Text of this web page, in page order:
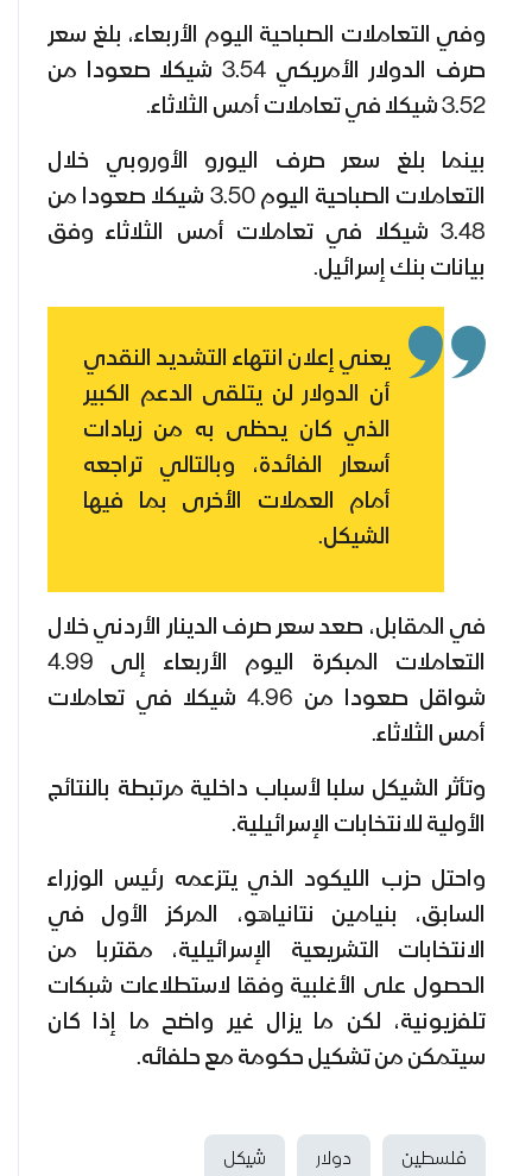
وفي التعاملات الصباحية اليوم الأربعاء، بلغ سعر
صرف الدولار الأمريكي 3.54 شيكلا صعودا من
3.52 شيكلا في تعاملات أمس الثلاثاء.
بينما بلغ سعر صرف اليورو الأوروبي خلال
التعاملات الصباحية اليوم 3.50 شيكلا صعودا من
3.48 شيكلا في تعاملات أمس الثلاثاء وفق
بيانات بنك إسرائيل.
يعني إعلان انتهاء التشديد النقدي
أن الدولار لن يتلقى الدعم الكبير
الذي كان يحظى به من زيادات
أسعار الفائدة، وبالتالي تراجعه
أمام العملات الأخرى بما فيها
الشيكل.
في المقابل، صعد سعر صرف الدينار الأردني خلال
التعاملات المبكرة اليوم الأربعاء إلى 4.99
شواقل صعودا من 4.96 شيكلا في تعاملات
أمس الثلاثاء.
وتأثر الشيكل سلبا لأسباب داخلية مرتبطة بالنتائج
الأولية للانتخابات الإسرائيلية.
واحتل حزب الليكود الذي يتزعمه رئيس الوزراء
السابق، بنيامين نتانياهو، المركز الأول في
الانتخابات التشريعية الإسرائيلية، مقتربا من
الحصول على الأغلبية وفقا لاستطلاعات شبكات
تلفزيونية، لكن ما يزال غير واضح ما إذا كان
سيتمكن من تشكيل حكومة مع حلفائه.
فلسطين دولار شيكل